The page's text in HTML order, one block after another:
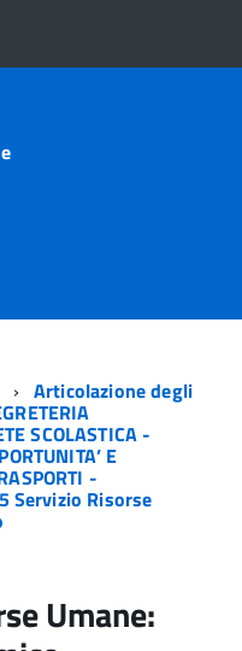
Articolazione degli
SCOLASTICA -
E
-
Servizio Risorse
Umane: